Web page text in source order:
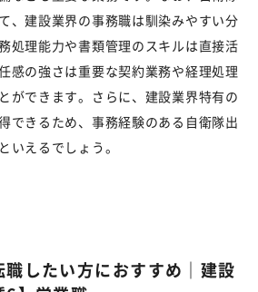
、建設業界の事務職は馴染みやすい分
処理能力や書類管理のスキルは直接活
感の強さは重要な契約業務や経理処理
ができます。さらに、建設業界特有の
できるため、事務経験のある自衛隊出
いえるでしょう。
職したい方におすすめ｜建設